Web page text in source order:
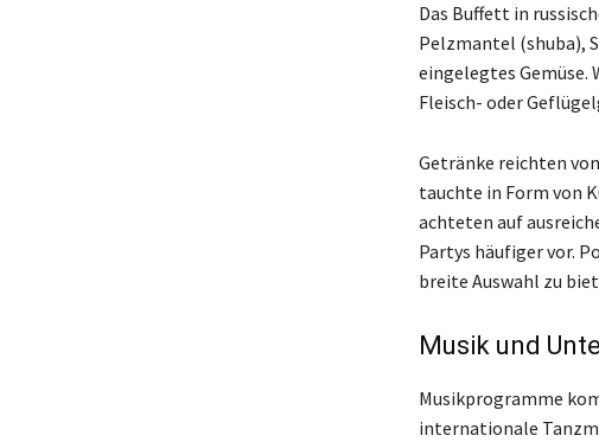
Das Buffett in
Pelzmantel (shuba),
eingelegtes Gemüse.
Fleisch- oder
Getränke reichten
tauchte in Form von
achteten auf
Partys häufiger vor.
breite Auswahl zu
Musik und
Musikprogramme
internationale